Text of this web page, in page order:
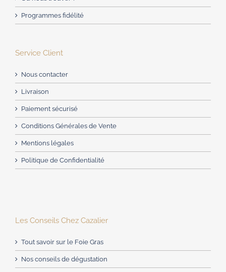
Programmes fidélité
Service Client
Nous contacter
Livraison
Paiement sécurisé
Conditions Générales de Vente
Mentions légales
Politique de Confidentialité
Les Conseils Chez Cazalier
Tout savoir sur le Foie Gras
Nos conseils de dégustation